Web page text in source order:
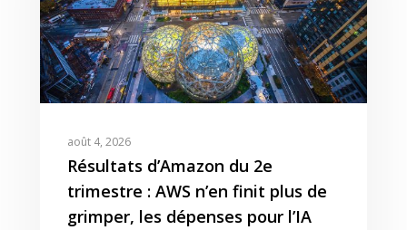
août 4, 2026
Résultats d’Amazon du 2e
trimestre : AWS n’en finit plus de
grimper, les dépenses pour l’IA